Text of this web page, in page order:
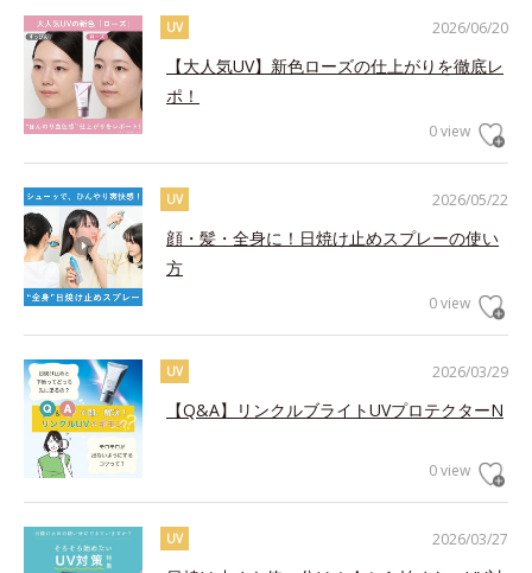
2026/06/20
UV
【大人気UV】新色ローズの仕上がりを徹底レ
ポ！
0 view
2026/05/22
UV
顔・髪・全身に！日焼け止めスプレーの使い
方
0 view
2026/03/29
UV
【Q&A】リンクルブライトUVプロテクターN
0 view
2026/03/27
UV